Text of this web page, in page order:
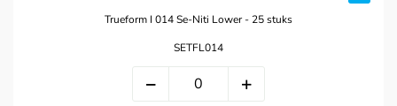
Trueform I 014 Se-Niti Lower - 25 stuks
SETFL014